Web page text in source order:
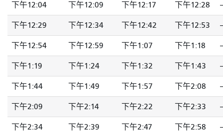
下午12:04 下午12:09 下午12:17 下午12:28
下午12:29 下午12:34 下午12:42 下午12:53
下午12:54 下午12:59 下午1:07 下午1:18
下午1:19 下午1:24 下午1:32 下午1:43
下午1:44 下午1:49 下午1:57 下午2:08
下午2:09 下午2:14 下午2:22 下午2:33
下午2:34 下午2:39 下午2:47 下午2:58